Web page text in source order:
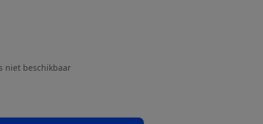
niet beschikbaar